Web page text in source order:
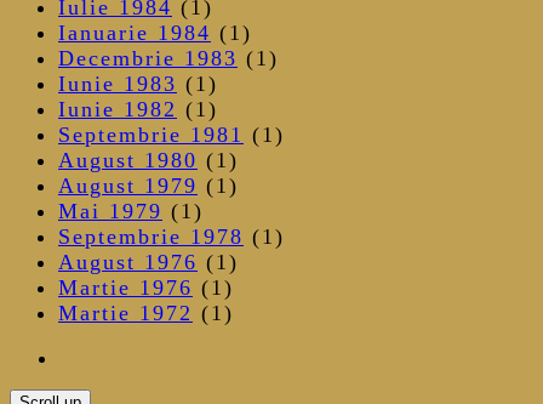
Iulie 1984 (1)
Ianuarie 1984 (1)
Decembrie 1983 (1)
Iunie 1983 (1)
Iunie 1982 (1)
Septembrie 1981 (1)
August 1980 (1)
August 1979 (1)
Mai 1979 (1)
Septembrie 1978 (1)
August 1976 (1)
Martie 1976 (1)
Martie 1972 (1)